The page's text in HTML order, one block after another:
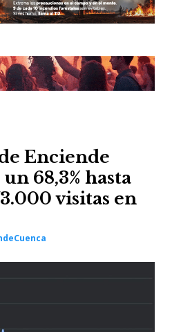
Enciende
68,3% hasta
visitas en